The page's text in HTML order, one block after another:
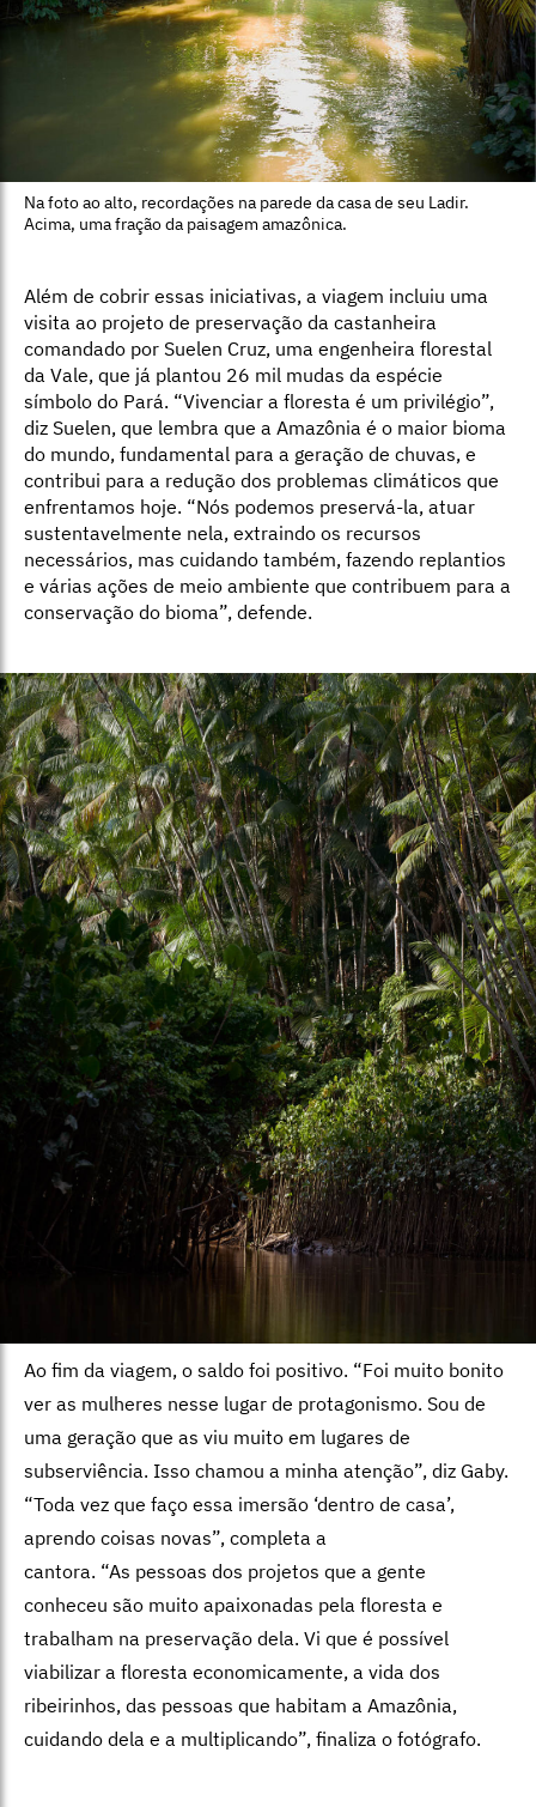
Na foto ao alto, recordações na parede da casa de seu Ladir.
Acima, uma fração da paisagem amazônica.
Além de cobrir essas iniciativas, a viagem incluiu uma
visita ao projeto de preservação da castanheira
comandado por Suelen Cruz, uma engenheira florestal
da Vale, que já plantou 26 mil mudas da espécie
símbolo do Pará. “Vivenciar a floresta é um privilégio”,
diz Suelen, que lembra que a Amazônia é o maior bioma
do mundo, fundamental para a geração de chuvas, e
contribui para a redução dos problemas climáticos que
enfrentamos hoje. “Nós podemos preservá-la, atuar
sustentavelmente nela, extraindo os recursos
necessários, mas cuidando também, fazendo replantios
e várias ações de meio ambiente que contribuem para a
conservação do bioma”, defende.
Ao fim da viagem, o saldo foi positivo. “Foi muito bonito
ver as mulheres nesse lugar de protagonismo. Sou de
uma geração que as viu muito em lugares de
subserviência. Isso chamou a minha atenção”, diz Gaby.
“Toda vez que faço essa imersão ‘dentro de casa’,
aprendo coisas novas”, completa a
cantora. “As pessoas dos projetos que a gente
conheceu são muito apaixonadas pela floresta e
trabalham na preservação dela. Vi que é possível
viabilizar a floresta economicamente, a vida dos
ribeirinhos, das pessoas que habitam a Amazônia,
cuidando dela e a multiplicando”, finaliza o fotógrafo.